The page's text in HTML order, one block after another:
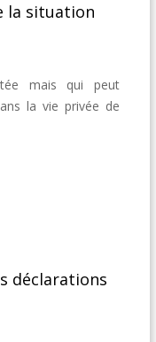
la situation
mais qui peut
la vie privée de
déclarations